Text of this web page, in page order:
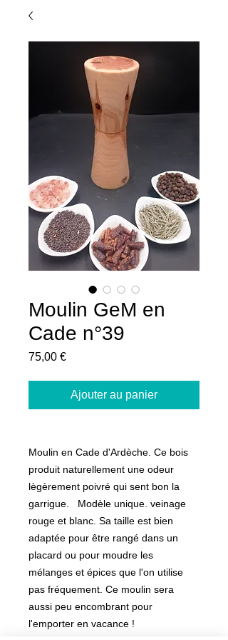
Moulin GeM en
Cade n°39
75,00 €Prix
Ajouter au panier
Moulin en Cade d'Ardèche. Ce bois
produit naturellement une odeur
lègèrement poivré qui sent bon la
garrigue. Modèle unique. veinage
rouge et blanc. Sa taille est bien
adaptée pour être rangé dans un
placard ou pour moudre les
mélanges et épices que l'on utilise
pas fréquement. Ce moulin sera
aussi peu encombrant pour
l'emporter en vacance !